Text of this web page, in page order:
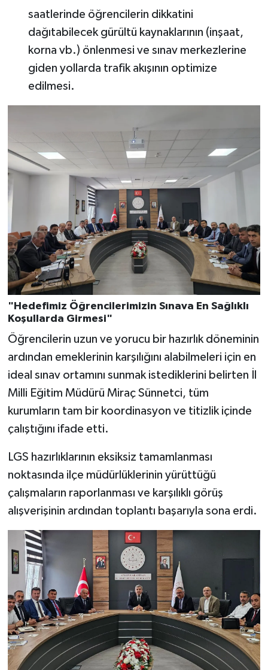
saatlerinde öğrencilerin dikkatini
dağıtabilecek gürültü kaynaklarının (inşaat,
korna vb.) önlenmesi ve sınav merkezlerine
giden yollarda trafik akışının optimize
edilmesi.
"Hedefimiz Öğrencilerimizin Sınava En Sağlıklı
Koşullarda Girmesi"
Öğrencilerin uzun ve yorucu bir hazırlık döneminin
ardından emeklerinin karşılığını alabilmeleri için en
ideal sınav ortamını sunmak istediklerini belirten İl
Milli Eğitim Müdürü Miraç Sünnetci, tüm
kurumların tam bir koordinasyon ve titizlik içinde
çalıştığını ifade etti.
LGS hazırlıklarının eksiksiz tamamlanması
noktasında ilçe müdürlüklerinin yürüttüğü
çalışmaların raporlanması ve karşılıklı görüş
alışverişinin ardından toplantı başarıyla sona erdi.